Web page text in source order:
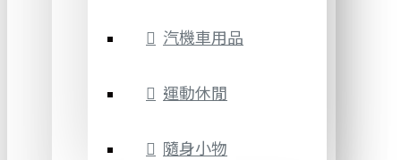
汽機車用品
運動休閒
隨身小物